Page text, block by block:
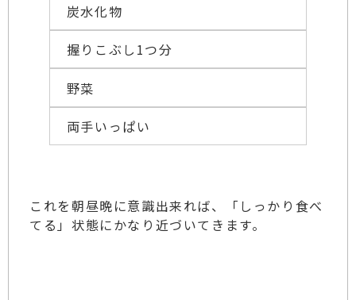
炭水化物
握りこぶし1つ分
野菜
両手いっぱい
これを朝昼晩に意識出来れば、「しっかり食べ
てる」状態にかなり近づいてきます。